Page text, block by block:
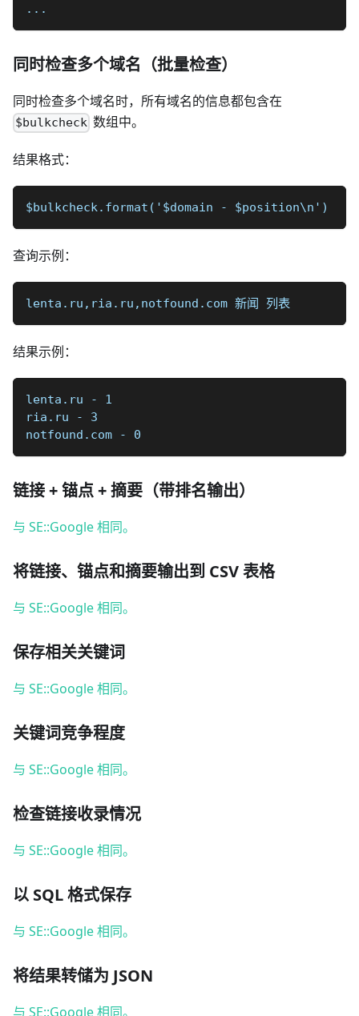
...
同时检查多个域名（批量检查）
同时检查多个域名时，所有域名的信息都包含在
$bulkcheck 数组中。
结果格式：
$bulkcheck.format('$domain - $position\n')
查询示例：
lenta.ru,ria.ru,notfound.com 新闻 列表
结果示例：
lenta.ru - 1
ria.ru - 3
notfound.com - 0
链接 + 锚点 + 摘要（带排名输出）
与 SE::Google 相同。
将链接、锚点和摘要输出到 CSV 表格
与 SE::Google 相同。
保存相关关键词
与 SE::Google 相同。
关键词竞争程度
与 SE::Google 相同。
检查链接收录情况
与 SE::Google 相同。
以 SQL 格式保存
与 SE::Google 相同。
将结果转储为 JSON
与 SE::Google 相同。